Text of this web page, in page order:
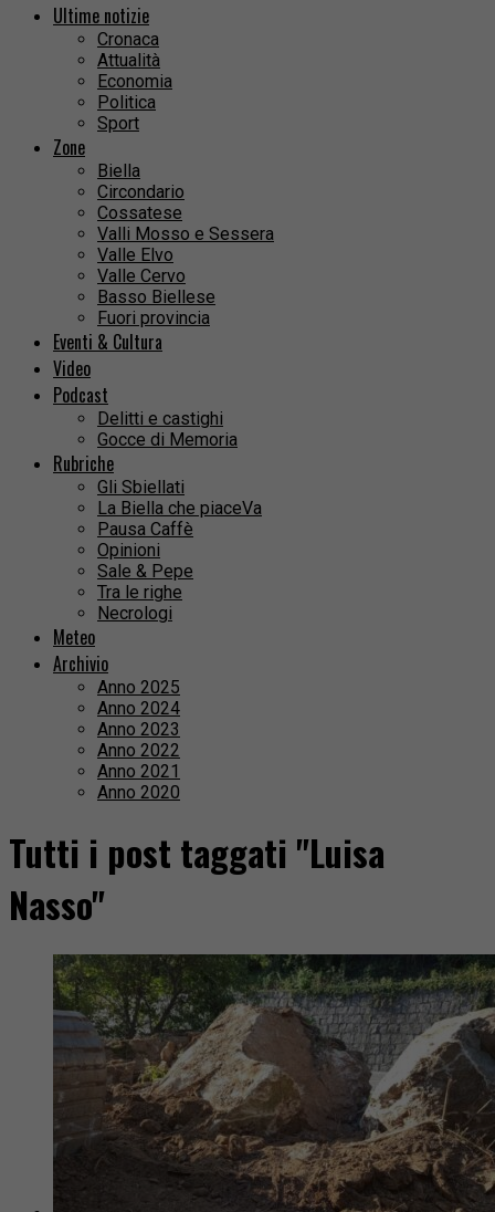
Ultime notizie
Cronaca
Attualità
Economia
Politica
Sport
Zone
Biella
Circondario
Cossatese
Valli Mosso e Sessera
Valle Elvo
Valle Cervo
Basso Biellese
Fuori provincia
Eventi & Cultura
Video
Podcast
Delitti e castighi
Gocce di Memoria
Rubriche
Gli Sbiellati
La Biella che piaceVa
Pausa Caffè
Opinioni
Sale & Pepe
Tra le righe
Necrologi
Meteo
Archivio
Anno 2025
Anno 2024
Anno 2023
Anno 2022
Anno 2021
Anno 2020
Tutti i post taggati "Luisa
Nasso"